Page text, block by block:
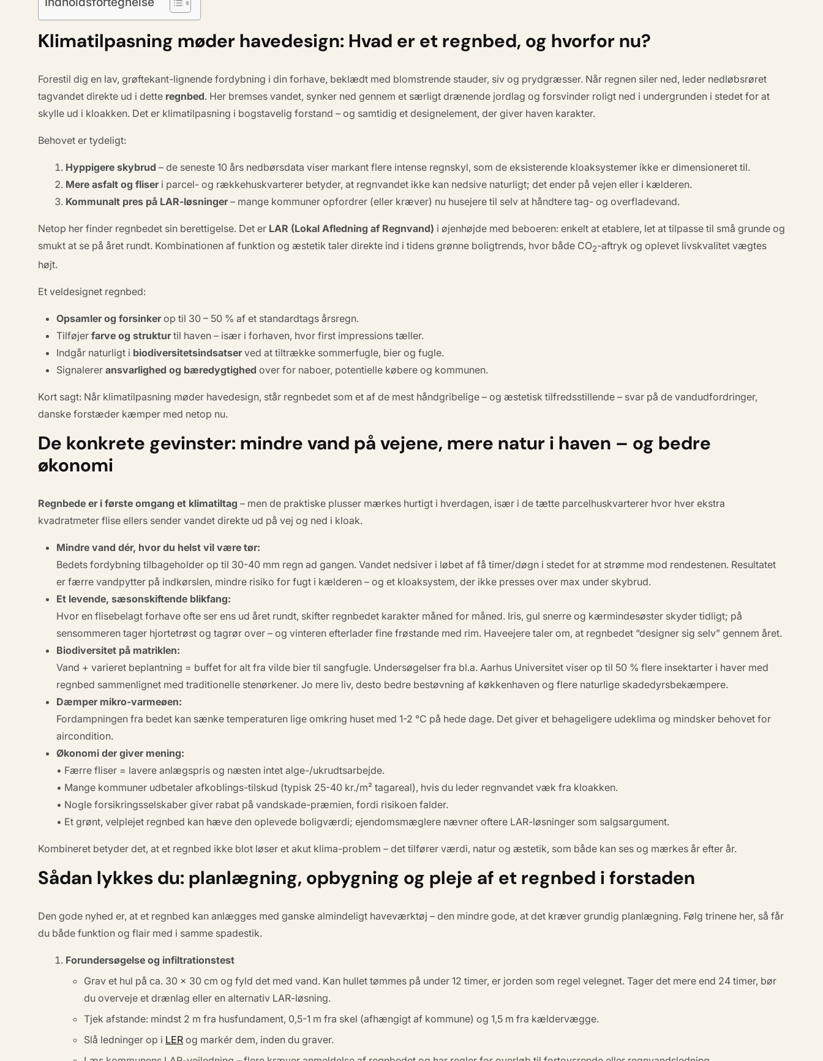
Klimatilpasning møder havedesign: Hvad er et regnbed, og hvorfor nu?
Forestil dig en lav, grøftekant-lignende fordybning i din forhave, beklædt med blomstrende stauder, siv og prydgræsser. Når regnen siler ned, leder nedløbsrøret
tagvandet direkte ud i dette regnbed. Her bremses vandet, synker ned gennem et særligt drænende jordlag og forsvinder roligt ned i undergrunden i stedet for at
skylle ud i kloakken. Det er klimatilpasning i bogstavelig forstand – og samtidig et designelement, der giver haven karakter.
Behovet er tydeligt:
Hyppigere skybrud – de seneste 10 års nedbørsdata viser markant flere intense regnskyl, som de eksisterende kloaksystemer ikke er dimensioneret til.
Mere asfalt og fliseri parcel- og rækkehuskvarterer betyder, at regnvandet ikke kan nedsive naturligt; det ender på vejen eller i kælderen.
Kommunalt pres på LAR-løsninger– mange kommuner opfordrer (eller kræver) nu husejere til selv at håndtere tag- og overfladevand.
Netop her finder regnbedet sin berettigelse. Det er LAR (Lokal Afledning af Regnvand) i øjenhøjde med beboeren: enkelt at etablere, let at tilpasse til små grunde og
smukt at se på året rundt. Kombinationen af funktion og æstetik taler direkte ind i tidens grønne boligtrends, hvor både CO2-aftryk og oplevet livskvalitet vægtes
højt.
Et veldesignet regnbed:
Opsamler og forsinkerop til 30 – 50 % af et standardtags årsregn.
Tilføjer farve og strukturtil haven – især i forhaven, hvor first impressions tæller.
Indgår naturligt i biodiversitetsindsatserved at tiltrække sommerfugle, bier og fugle.
Signalerer ansvarlighed og bæredygtighed over for naboer, potentielle købere og kommunen.
Kort sagt: Når klimatilpasning møder havedesign, står regnbedet som et af de mest håndgribelige – og æstetisk tilfredsstillende – svar på de vandudfordringer,
danske forstæder kæmper med netop nu.
De konkrete gevinster: mindre vand på vejene, mere natur i haven – og bedre
økonomi
Regnbede er i første omgang et klimatiltag – men de praktiske plusser mærkes hurtigt i hverdagen, især i de tætte parcelhuskvarterer hvor hver ekstra
kvadratmeter flise ellers sender vandet direkte ud på vej og ned i kloak.
Mindre vand dér, hvor du helst vil være tør:
Bedets fordybning tilbageholder op til 30-40 mm regn ad gangen. Vandet nedsiver i løbet af få timer/døgn i stedet for at strømme mod rendestenen. Resultatet
er færre vandpytter på indkørslen, mindre risiko for fugt i kælderen – og et kloaksystem, der ikke presses over max under skybrud.
Et levende, sæsonskiftende blikfang:
Hvor en flisebelagt forhave ofte ser ens ud året rundt, skifter regnbedet karakter måned for måned. Iris, gul snerre og kærmindesøster skyder tidligt; på
sensommeren tager hjortetrøst og tagrør over – og vinteren efterlader fine frøstande med rim. Haveejere taler om, at regnbedet “designer sig selv” gennem året.
Biodiversitet på matriklen:
Vand + varieret beplantning = buffet for alt fra vilde bier til sangfugle. Undersøgelser fra bl.a. Aarhus Universitet viser op til 50 % flere insektarter i haver med
regnbed sammenlignet med traditionelle stenørkener. Jo mere liv, desto bedre bestøvning af køkkenhaven og flere naturlige skadedyrsbekæmpere.
Dæmper mikro-varmeøen:
Fordampningen fra bedet kan sænke temperaturen lige omkring huset med 1-2 °C på hede dage. Det giver et behageligere udeklima og mindsker behovet for
aircondition.
Økonomi der giver mening:
• Færre fliser = lavere anlægspris og næsten intet alge-/ukrudtsarbejde.
• Mange kommuner udbetaler afkoblings-tilskud (typisk 25-40 kr./m² tagareal), hvis du leder regnvandet væk fra kloakken.
• Nogle forsikringsselskaber giver rabat på vandskade-præmien, fordi risikoen falder.
• Et grønt, velplejet regnbed kan hæve den oplevede boligværdi; ejendomsmæglere nævner oftere LAR-løsninger som salgsargument.
Kombineret betyder det, at et regnbed ikke blot løser et akut klima-problem – det tilfører værdi, natur og æstetik, som både kan ses og mærkes år efter år.
Sådan lykkes du: planlægning, opbygning og pleje af et regnbed i forstaden
Den gode nyhed er, at et regnbed kan anlægges med ganske almindeligt haveværktøj – den mindre gode, at det kræver grundig planlægning. Følg trinene her, så får
du både funktion og flair med i samme spadestik.
Forundersøgelse og infiltrationstest
Grav et hul på ca. 30 × 30 cm og fyld det med vand. Kan hullet tømmes på under 12 timer, er jorden som regel velegnet. Tager det mere end 24 timer, bør
du overveje et drænlag eller en alternativ LAR-løsning.
Tjek afstande: mindst 2 m fra husfundament, 0,5-1 m fra skel (afhængigt af kommune) og 1,5 m fra kældervægge.
Slå ledninger op i LER og markér dem, inden du graver.